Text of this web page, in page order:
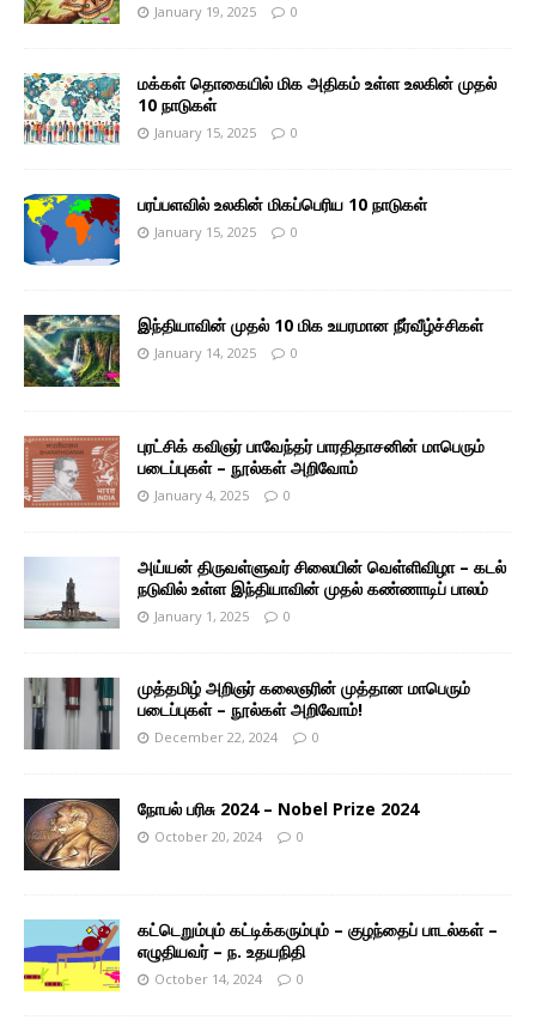
January 19, 2025 0
மக்கள் தொகையில் மிக அதிகம் உள்ள உலகின் முதல்
10 நாடுகள்
January 15, 2025 0
பரப்பளவில் உலகின் மிகப்பெரிய 10 நாடுகள்
January 15, 2025 0
இந்தியாவின் முதல் 10 மிக உயரமான நீர்வீழ்ச்சிகள்
January 14, 2025 0
புரட்சிக் கவிஞர் பாவேந்தர் பாரதிதாசனின் மாபெரும்
படைப்புகள் – நூல்கள் அறிவோம்
January 4, 2025 0
அய்யன் திருவள்ளுவர் சிலையின் வெள்ளிவிழா – கடல்
நடுவில் உள்ள இந்தியாவின் முதல் கண்ணாடிப் பாலம்
January 1, 2025 0
முத்தமிழ் அறிஞர் கலைஞரின் முத்தான மாபெரும்
படைப்புகள் – நூல்கள் அறிவோம்!
December 22, 2024 0
நோபல் பரிசு 2024 – Nobel Prize 2024
October 20, 2024 0
கட்டெறும்பும் கட்டிக்கரும்பும் – குழந்தைப் பாடல்கள் –
எழுதியவர் – ந. உதயநிதி
October 14, 2024 0